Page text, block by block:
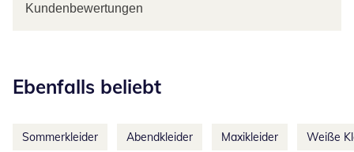
Kundenbewertungen
Ebenfalls beliebt
Sommerkleider Abendkleider Maxikleider Weiße